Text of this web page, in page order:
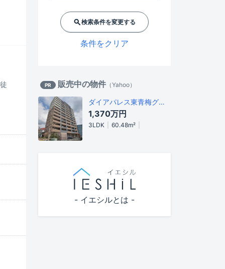
検索条件を変更する
条件をクリア
PR 販売中の物件 （Yahoo）
ダイアパレス東青梅グランエスタシオン
1,370万円
3LDK 60.48m²
- イエシルとは -